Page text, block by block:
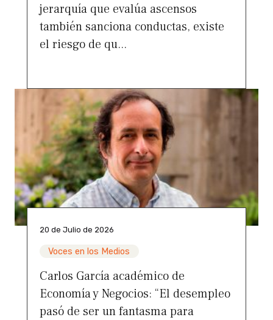
jerarquía que evalúa ascensos
también sanciona conductas, existe
el riesgo de qu...
20 de Julio de 2026
Voces en los Medios
Carlos García académico de
Economía y Negocios: “El desempleo
pasó de ser un fantasma para